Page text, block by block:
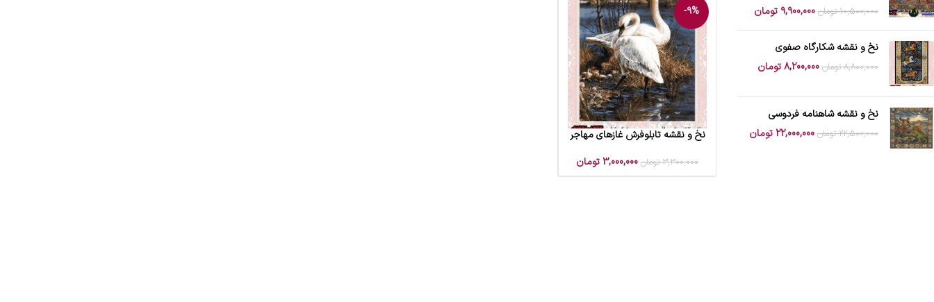
10,500,000 تومان 9,900,000 تومان
نخ و نقشه شکارگاه صفوی
8,800,000 تومان 8,200,000تومان
نخ و نقشه شاهنامه فردوسی
22,500,000 تومان 22,000,000تومان
-9%
افزودن به سبد خرید
نخ و نقشه تابلوفرش غازهای مهاجر
3,300,000 تومان 3,000,000تومان